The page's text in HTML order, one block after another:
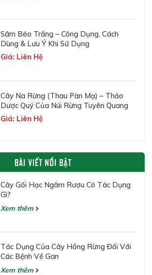
Sâm Béo Trắng – Công Dụng, Cách
Dùng & Lưu Ý Khi Sử Dụng
Giá: Liên Hệ
Cây Na Rừng (Thau Pàn Mạ) – Thảo
Dược Quý Của Núi Rừng Tuyên Quang
Giá: Liên Hệ
BÀI VIẾT NỔI BẬT
Cây Gối Hạc Ngâm Rượu Có Tác Dụng
Gì?
Xem thêm
Tác Dụng Của Cây Hồng Rừng Đối Với
Các Bệnh Về Gan
Xem thêm